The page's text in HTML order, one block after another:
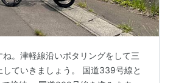
。津軽線沿いポタリングをして三
していきましょう。 国道339号線と